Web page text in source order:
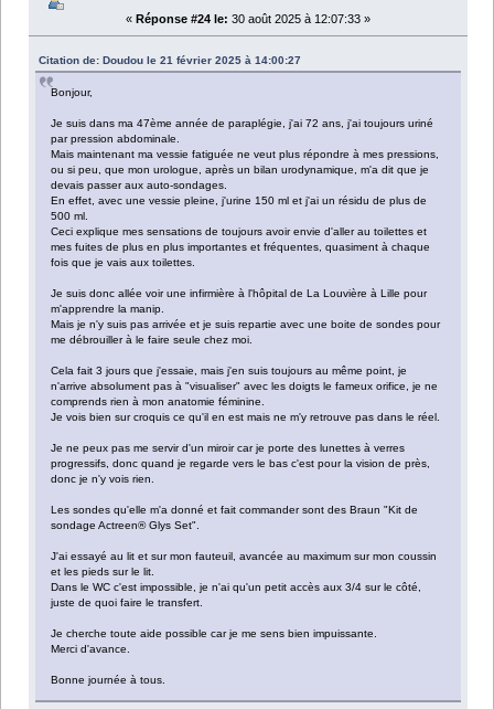
« Réponse #24 le: 30 août 2025 à 12:07:33 »
Citation de: Doudou le 21 février 2025 à 14:00:27
Bonjour,
Je suis dans ma 47ème année de paraplégie, j'ai 72 ans, j'ai toujours uriné
par pression abdominale.
Mais maintenant ma vessie fatiguée ne veut plus répondre à mes pressions,
ou si peu, que mon urologue, après un bilan urodynamique, m'a dit que je
devais passer aux auto-sondages.
En effet, avec une vessie pleine, j'urine 150 ml et j'ai un résidu de plus de
500 ml.
Ceci explique mes sensations de toujours avoir envie d'aller au toilettes et
mes fuites de plus en plus importantes et fréquentes, quasiment à chaque
fois que je vais aux toilettes.
Je suis donc allée voir une infirmière à l'hôpital de La Louvière à Lille pour
m'apprendre la manip.
Mais je n'y suis pas arrivée et je suis repartie avec une boite de sondes pour
me débrouiller à le faire seule chez moi.
Cela fait 3 jours que j'essaie, mais j'en suis toujours au même point, je
n'arrive absolument pas à "visualiser" avec les doigts le fameux orifice, je ne
comprends rien à mon anatomie féminine.
Je vois bien sur croquis ce qu'il en est mais ne m'y retrouve pas dans le réel.
Je ne peux pas me servir d'un miroir car je porte des lunettes à verres
progressifs, donc quand je regarde vers le bas c'est pour la vision de près,
donc je n'y vois rien.
Les sondes qu'elle m'a donné et fait commander sont des Braun "Kit de
sondage Actreen® Glys Set".
J'ai essayé au lit et sur mon fauteuil, avancée au maximum sur mon coussin
et les pieds sur le lit.
Dans le WC c'est impossible, je n'ai qu'un petit accès aux 3/4 sur le côté,
juste de quoi faire le transfert.
Je cherche toute aide possible car je me sens bien impuissante.
Merci d'avance.
Bonne journée à tous.